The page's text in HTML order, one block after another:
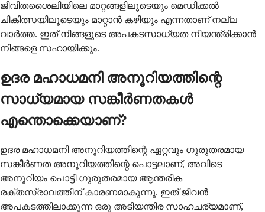
ജീവിതശൈലിയിലെ മാറ്റങ്ങളിലൂടെയും മെഡിക്കൽ
ചികിത്സയിലൂടെയും മാറ്റാൻ കഴിയും എന്നതാണ് നല്ല
വാർത്ത. ഇത് നിങ്ങളുടെ അപകടസാധ്യത നിയന്ത്രിക്കാൻ
നിങ്ങളെ സഹായിക്കും.
ഉദര മഹാധമനി അനൂറിയത്തിന്റെ
സാധ്യമായ സങ്കീർണതകൾ
എന്തൊക്കെയാണ്?
ഉദര മഹാധമനി അനൂറിയത്തിന്റെ ഏറ്റവും ഗുരുതരമായ
സങ്കീർണത അനൂറിയത്തിന്റെ പൊട്ടലാണ്, അവിടെ
അനൂറിയം പൊട്ടി ഗുരുതരമായ ആന്തരിക
രക്തസ്രാവത്തിന് കാരണമാകുന്നു. ഇത് ജീവൻ
അപകടത്തിലാക്കുന്ന ഒരു അടിയന്തിര സാഹചര്യമാണ്,